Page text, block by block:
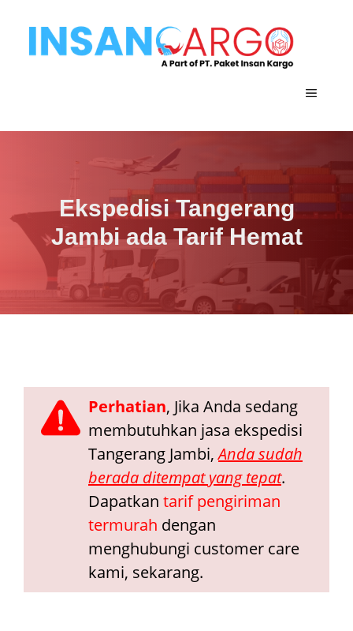
MENU
Ekspedisi Tangerang
Jambi ada Tarif Hemat
Perhatian, Jika Anda sedang
membutuhkan jasa ekspedisi
Tangerang Jambi,Anda sudah
berada ditempat yang tepat.
Dapatkan tarif pengiriman
termurah dengan
menghubungi customer care
kami, sekarang.